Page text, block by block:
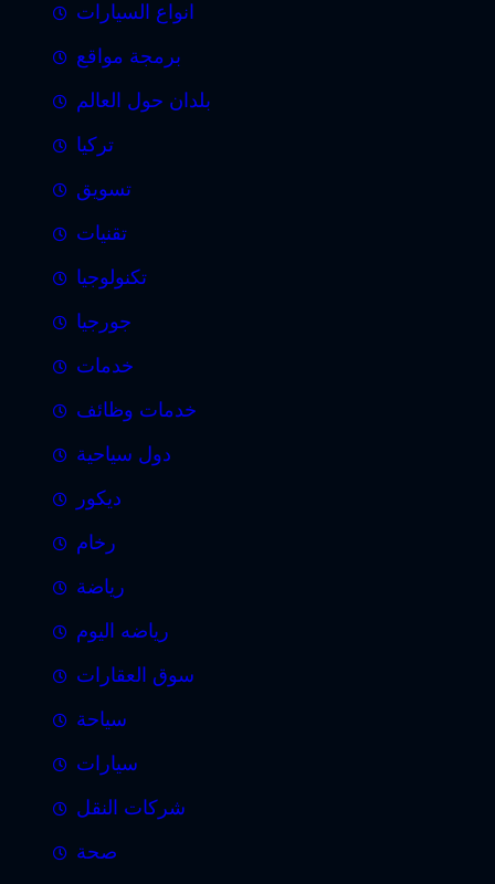
انواع السيارات
برمجة مواقع
بلدان حول العالم
تركيا
تسويق
تقنيات
تكنولوجيا
جورجيا
خدمات
خدمات وظائف
دول سياحية
ديكور
رخام
رياضة
رياضه اليوم
سوق العقارات
سياحة
سيارات
شركات النقل
صحة